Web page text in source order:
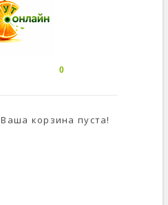
0
Ваша корзина пуста!